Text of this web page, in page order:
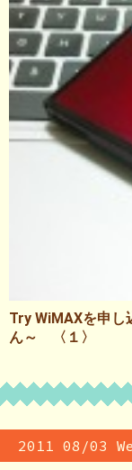
Try WiMAXを申
ん～ 〈１〉
2011 08/03